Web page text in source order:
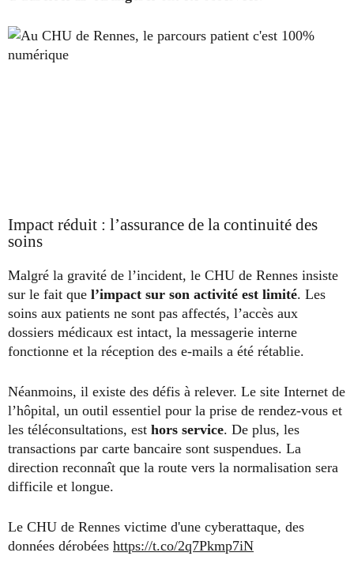
Impact réduit : l’assurance de la continuité des
soins
Malgré la gravité de l’incident, le CHU de Rennes insiste
sur le fait que l’impact sur son activité est limité. Les
soins aux patients ne sont pas affectés, l’accès aux
dossiers médicaux est intact, la messagerie interne
fonctionne et la réception des e-mails a été rétablie.
Néanmoins, il existe des défis à relever. Le site Internet de
l’hôpital, un outil essentiel pour la prise de rendez-vous et
les téléconsultations, est hors service. De plus, les
transactions par carte bancaire sont suspendues. La
direction reconnaît que la route vers la normalisation sera
difficile et longue.
Le CHU de Rennes victime d'une cyberattaque, des
données dérobées https://t.co/2q7Pkmp7iN